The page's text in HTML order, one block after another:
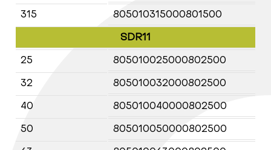
315
805010315000801500
SDR11
25
805010025000802500
32
805010032000802500
40
805010040000802500
50
805010050000802500